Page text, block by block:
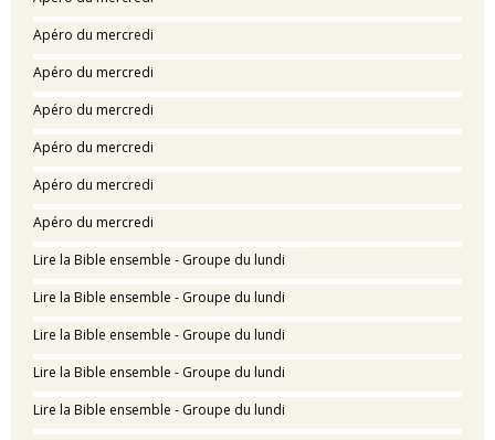
Apéro du mercredi
Apéro du mercredi
Apéro du mercredi
Apéro du mercredi
Apéro du mercredi
Apéro du mercredi
Lire la Bible ensemble - Groupe du lundi
Lire la Bible ensemble - Groupe du lundi
Lire la Bible ensemble - Groupe du lundi
Lire la Bible ensemble - Groupe du lundi
Lire la Bible ensemble - Groupe du lundi